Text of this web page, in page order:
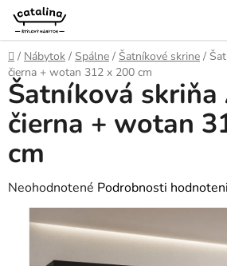
Prejsť
obsah
Domov
/ Nábytok / Spálne / Šatníkové skrine /
čierna + wotan 312 x 200 cm
Šatníková skriňa
čierna + wotan
cm
Priemerné
hodnotenie
produktu
Neohodnotené Podrobnosti